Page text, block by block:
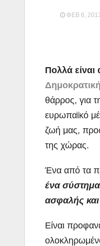
ΦΕΒ 6,
Πολλά
θάρρος, για
ευρωπαϊκό
ζωή μας,
της χώρας.
Ένα από τα
ένα σύστημα
ασφαλής
Είναι